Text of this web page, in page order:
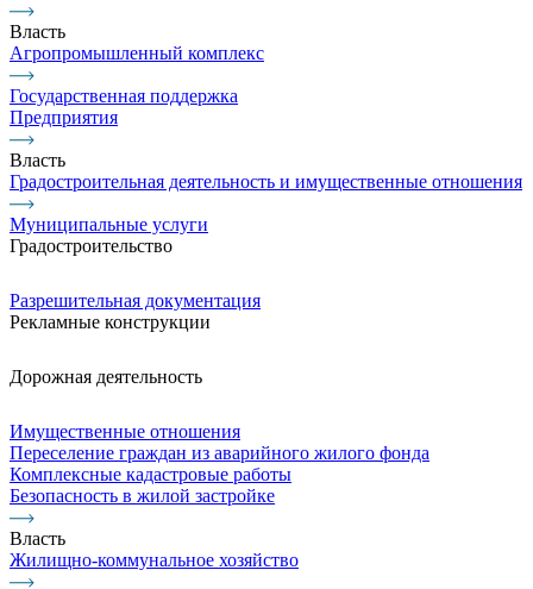
Власть
Агропромышленный комплекс
Государственная поддержка
Предприятия
Власть
Градостроительная деятельность и имущественные отношения
Муниципальные услуги
Градостроительство
Разрешительная документация
Рекламные конструкции
Дорожная деятельность
Имущественные отношения
Переселение граждан из аварийного жилого фонда
Комплексные кадастровые работы
Безопасность в жилой застройке
Власть
Жилищно-коммунальное хозяйство